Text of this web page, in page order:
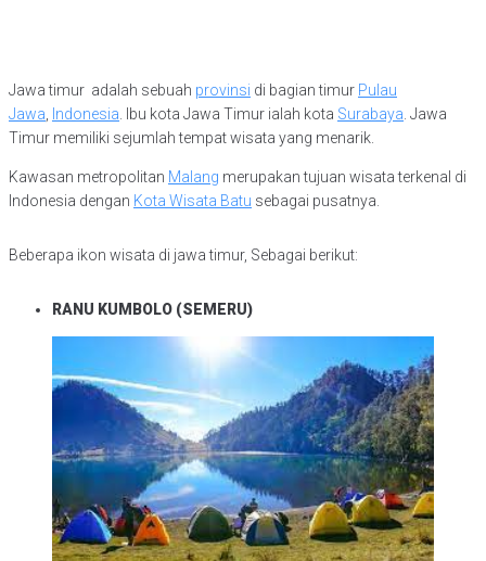
Jawa timur adalah sebuah provinsi di bagian timur Pulau
Jawa
Indonesia . Ibu kota Jawa Timur ialah kota Surabaya . Jawa
Timur memiliki sejumlah tempat wisata yang menarik.
Kawasan metropolitan Malang merupakan tujuan wisata terkenal di
Indonesia dengan Kota Wisata Batu sebagai pusatnya.
Beberapa ikon wisata di jawa timur, Sebagai berikut:
RANU KUMBOLO (SEMERU)